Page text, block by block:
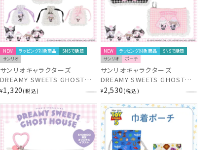
NEW ラッピング対象商品
SNSで話題
サンリオ
サンリオキャラクターズ
DREAMY SWEETS GHOST
HOUSEシリーズ ギンガムチェ
クロミ / シュガーバニーズ（し
ろうさ） / シュガーバニーズ（く
ろうさ） ＞ 粧美堂 shobido ド
リーミー スイーツ ゴースト ハ
ウス シリーズ
¥1,320 税込
NEW ラッピング対象商品
SNSで話題
サンリオ
ポーチ
サンリオキャラクターズ
DREAMY SWEETS GHOST
HOUSEシリーズ ギンガムチェ
ロディ＆クロミ / シュガーバニ
ーズ ＞ 粧美堂 shobido ドリ
ーミー スイーツ ゴースト ハウ
ス シリーズ
¥2,530 税込